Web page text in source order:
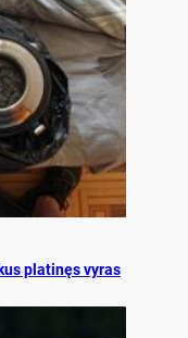
platinęs vyras